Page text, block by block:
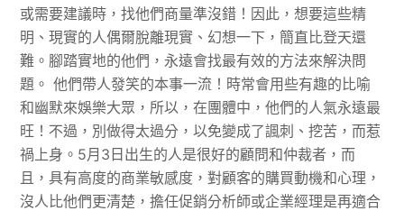
或需要建議時，找他們商量準沒錯！因此，想要這些精
明、現實的人偶爾脫離現實、幻想一下，簡直比登天還
難。腳踏實地的他們，永遠會找最有效的方法來解決問
題。 他們帶人發笑的本事一流！時常會用些有趣的比喻
和幽默來娛樂大眾，所以，在團體中，他們的人氣永遠最
旺！不過，別做得太過分，以免變成了諷刺、挖苦，而惹
禍上身。5月3日出生的人是很好的顧問和仲裁者，而
且，具有高度的商業敏感度，對顧客的購買動機和心理，
沒人比他們更清楚，擔任促銷分析師或企業經理是再適合